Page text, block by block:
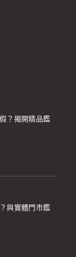
？揭開精品鑑
與實體門市鑑